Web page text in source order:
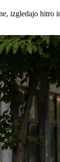
izgledajo hitro